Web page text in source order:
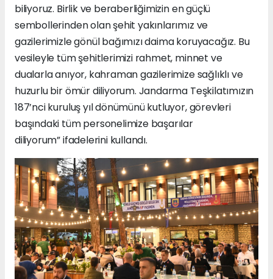
biliyoruz. Birlik ve beraberliğimizin en güçlü
sembollerinden olan şehit yakınlarımız ve
gazilerimizle gönül bağımızı daima koruyacağız. Bu
vesileyle tüm şehitlerimizi rahmet, minnet ve
dualarla anıyor, kahraman gazilerimize sağlıklı ve
huzurlu bir ömür diliyorum. Jandarma Teşkilatımızın
187’nci kuruluş yıl dönümünü kutluyor, görevleri
başındaki tüm personelimize başarılar
diliyorum” ifadelerini kullandı.